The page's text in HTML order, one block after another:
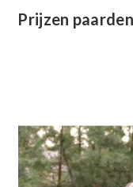
Prijzen